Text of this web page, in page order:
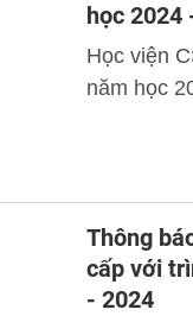
học 2024
Học viện
năm học
Thông
cấp với
- 2024